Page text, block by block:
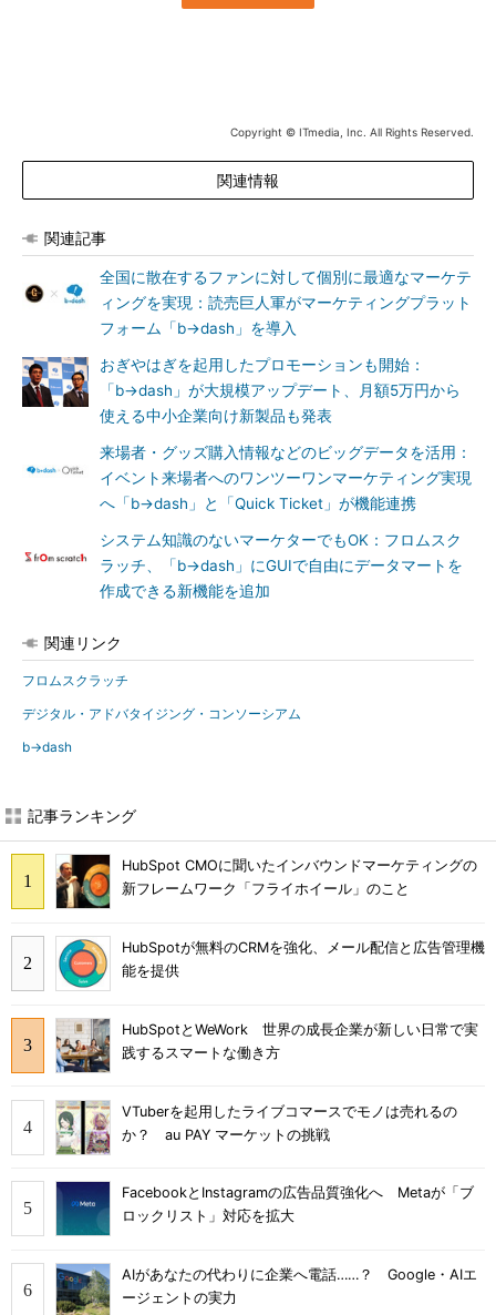
Copyright © ITmedia, Inc. All Rights Reserved.
関連情報
関連記事
全国に散在するファンに対して個別に最適なマーケテ
ィングを実現：読売巨人軍がマーケティングプラット
フォーム「b→dash」を導入
おぎやはぎを起用したプロモーションも開始：
「b→dash」が大規模アップデート、月額5万円から
使える中小企業向け新製品も発表
来場者・グッズ購入情報などのビッグデータを活用：
イベント来場者へのワンツーワンマーケティング実現
へ「b→dash」と「Quick Ticket」が機能連携
システム知識のないマーケターでもOK：フロムスク
ラッチ、「b→dash」にGUIで自由にデータマートを
作成できる新機能を追加
関連リンク
フロムスクラッチ
デジタル・アドバタイジング・コンソーシアム
b→dash
記事ランキング
HubSpot CMOに聞いたインバウンドマーケティングの
新フレームワーク「フライホイール」のこと
HubSpotが無料のCRMを強化、メール配信と広告管理機
能を提供
HubSpotとWeWork 世界の成長企業が新しい日常で実
践するスマートな働き方
VTuberを起用したライブコマースでモノは売れるの
か？ au PAY マーケットの挑戦
FacebookとInstagramの広告品質強化へ Metaが「ブ
ロックリスト」対応を拡大
AIがあなたの代わりに企業へ電話……？ Google・AIエ
ージェントの実力